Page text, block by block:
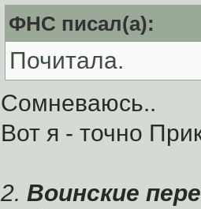
ФНС писал(а):
Почитала.
Сомневаюсь..
Вот я - точно
2. Воинские